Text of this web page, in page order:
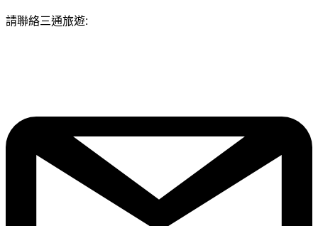
請聯絡三通旅遊: